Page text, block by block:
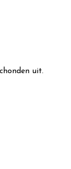
uit.